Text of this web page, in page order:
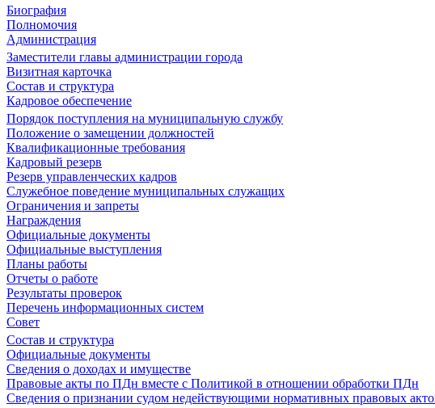
Биография
Полномочия
Администрация
Заместители главы администрации города
Визитная карточка
Состав и структура
Кадровое обеспечение
Порядок поступления на муниципальную службу
Положение о замещении должностей
Квалификационные требования
Кадровый резерв
Резерв управленческих кадров
Служебное поведение муниципальных служащих
Ограничения и запреты
Награждения
Официальные документы
Официальные выступления
Планы работы
Отчеты о работе
Результаты проверок
Перечень информационных систем
Совет
Состав и структура
Официальные документы
Сведения о доходах и имуществе
Правовые акты по ПДн вместе с Политикой в отношении обработки ПДн
Сведения о признании судом недействующими нормативных правовых